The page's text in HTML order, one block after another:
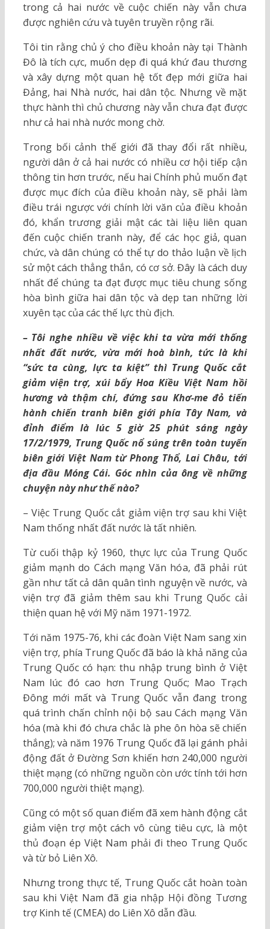
trong cả hai nước về cuộc chiến này vẫn chưa
được nghiên cứu và tuyên truyền rộng rãi.
Tôi tin rằng chủ ý cho điều khoản này tại Thành
Đô là tích cực, muốn dẹp đi quá khứ đau thương
và xây dựng một quan hệ tốt đẹp mới giữa hai
Đảng, hai Nhà nước, hai dân tộc. Nhưng về mặt
thực hành thì chủ chương này vẫn chưa đạt được
như cả hai nhà nước mong chờ.
Trong bối cảnh thế giới đã thay đổi rất nhiều,
người dân ở cả hai nước có nhiều cơ hội tiếp cận
thông tin hơn trước, nếu hai Chính phủ muốn đạt
được mục đích của điều khoản này, sẽ phải làm
điều trái ngược với chính lời văn của điều khoản
đó, khẩn trương giải mật các tài liệu liên quan
đến cuộc chiến tranh này, để các học giả, quan
chức, và dân chúng có thể tự do thảo luận về lịch
sử một cách thẳng thắn, có cơ sở. Đây là cách duy
nhất để chúng ta đạt được mục tiêu chung sống
hòa bình giữa hai dân tộc và dẹp tan những lời
xuyên tạc của các thế lực thù địch.
– Tôi nghe nhiều về việc khi ta vừa mới thống
nhất đất nước, vừa mới hoà bình, tức là khi
“sức ta cùng, lực ta kiệt” thì Trung Quốc cắt
giảm viện trợ, xúi bẩy Hoa Kiều Việt Nam hồi
hương và thậm chí, đứng sau Khơ-me đỏ tiến
hành chiến tranh biên giới phía Tây Nam, và
đỉnh điểm là lúc 5 giờ 25 phút sáng ngày
17/2/1979, Trung Quốc nổ súng trên toàn tuyến
biên giới Việt Nam từ Phong Thổ, Lai Châu, tới
địa đầu Móng Cái. Góc nhìn của ông về những
chuyện này như thế nào?
– Việc Trung Quốc cắt giảm viện trợ sau khi Việt
Nam thống nhất đất nước là tất nhiên.
Từ cuối thập kỷ 1960, thực lực của Trung Quốc
giảm mạnh do Cách mạng Văn hóa, đã phải rút
gần như tất cả dân quân tình nguyện về nước, và
viện trợ đã giảm thêm sau khi Trung Quốc cải
thiện quan hệ với Mỹ năm 1971-1972.
Tới năm 1975-76, khi các đoàn Việt Nam sang xin
viện trợ, phía Trung Quốc đã báo là khả năng của
Trung Quốc có hạn: thu nhập trung bình ở Việt
Nam lúc đó cao hơn Trung Quốc; Mao Trạch
Đông mới mất và Trung Quốc vẫn đang trong
quá trình chấn chỉnh nội bộ sau Cách mạng Văn
hóa (mà khi đó chưa chắc là phe ôn hòa sẽ chiến
thắng); và năm 1976 Trung Quốc đã lại gánh phải
động đất ở Đường Sơn khiến hơn 240,000 người
thiệt mạng (có những nguồn còn ước tính tới hơn
700,000 người thiệt mạng).
Cũng có một số quan điểm đã xem hành động cắt
giảm viện trợ một cách vô cùng tiêu cực, là một
thủ đoạn ép Việt Nam phải đi theo Trung Quốc
và từ bỏ Liên Xô.
Nhưng trong thực tế, Trung Quốc cắt hoàn toàn
sau khi Việt Nam đã gia nhập Hội đồng Tương
trợ Kinh tế (CMEA) do Liên Xô dẫn đầu.